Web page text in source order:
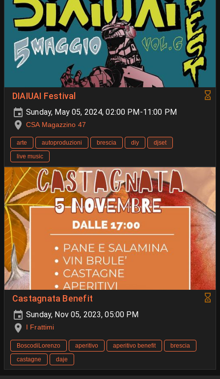
DIAIUAI Festival
Sunday, May 05, 2024, 02:00 PM-11:00 PM
CSA Magazzino 47
arte autoproduzioni brescia diy
djset
live music
Castagnata Benefit
Sunday, Nov 05, 2023, 05:00 PM
I Frattimi
BoscodiLorenzo aperitivo aperitivo benefit
brescia
castagne
daje